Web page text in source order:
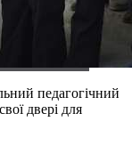
педагогічний
двері для